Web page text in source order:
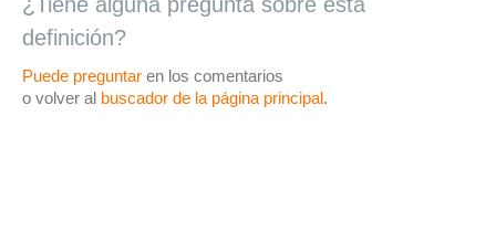
definición?
Puede preguntar en los comentarios
o volver al buscador de la página principal.